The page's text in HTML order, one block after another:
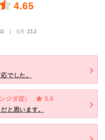
4.65
| 6月:212
でした。
ジダ症）
5.0
と思います。